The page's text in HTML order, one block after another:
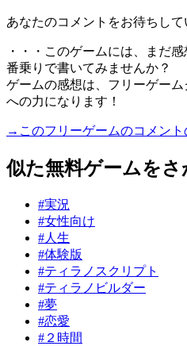
あなたのコメントをお待ちして
・・・このゲームには、まだ
番乗りで書いてみませんか？
ゲームの感想は、フリーゲー
への力になります！
→このフリーゲームのコメン
似た無料ゲームをさ
#実況
#女性向け
#人生
#体験版
#ティラノスクリプト
#ティラノビルダー
#夢
#恋愛
#２時間